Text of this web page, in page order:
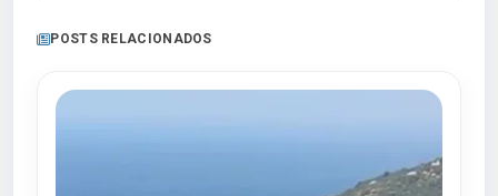
POSTS RELACIONADOS